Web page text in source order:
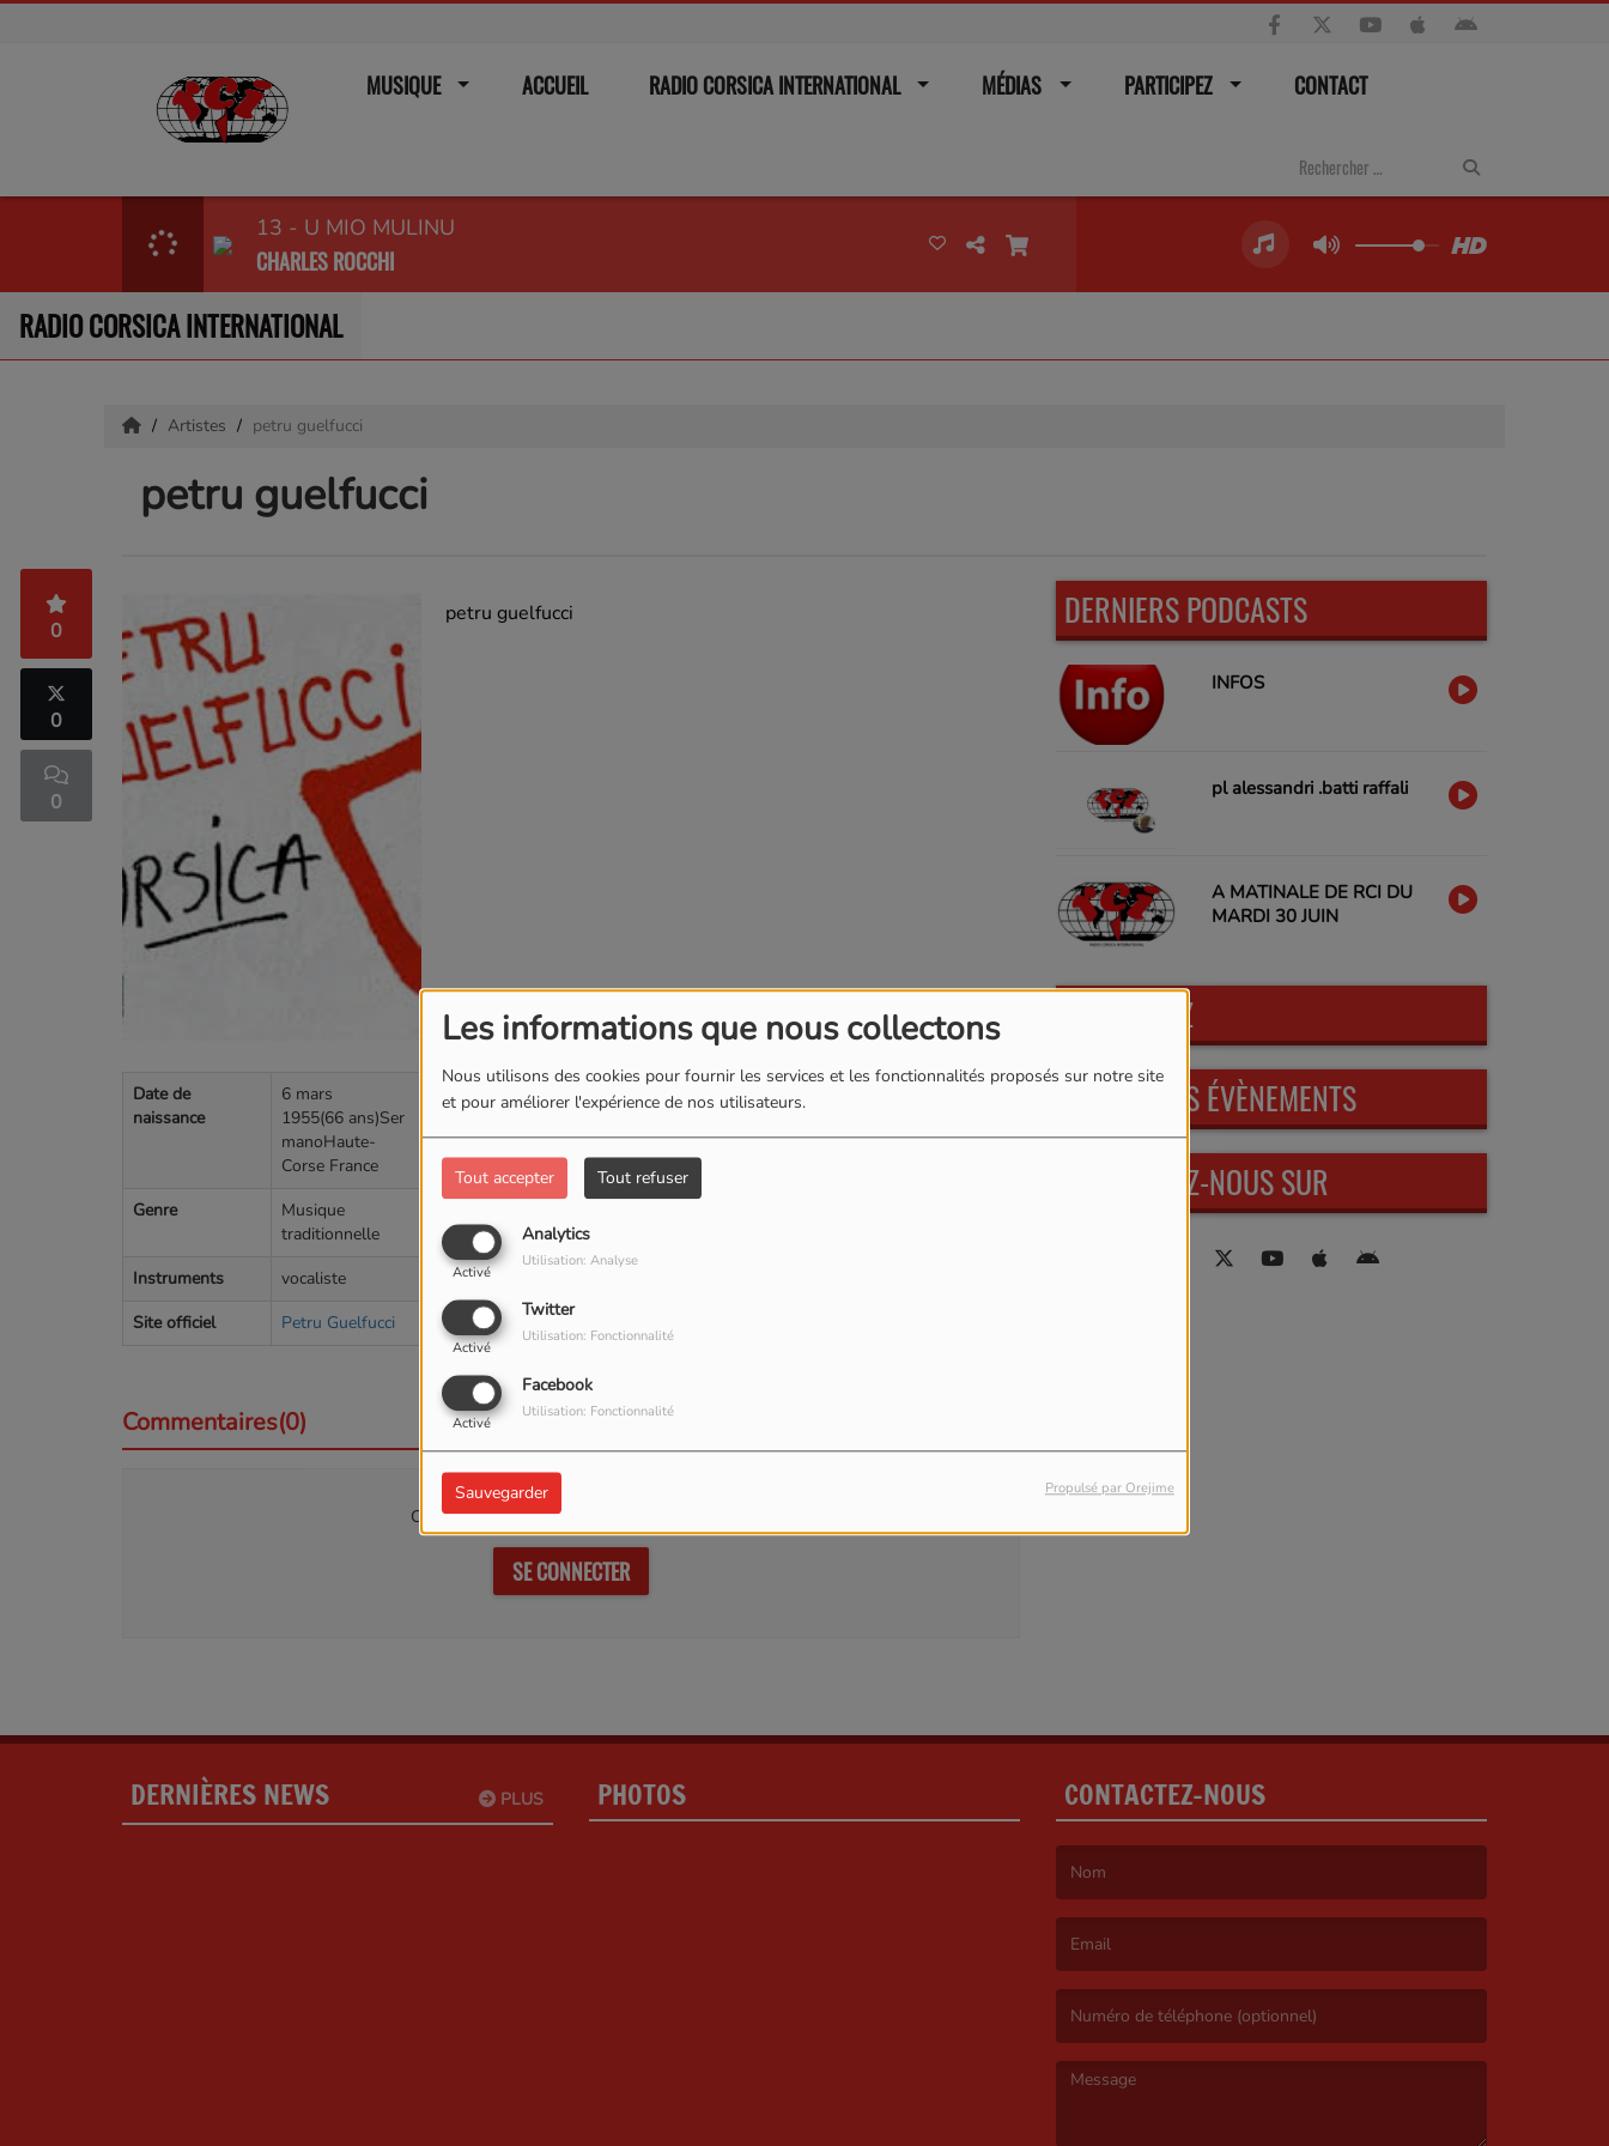
Les informations que nous collectons
Nous utilisons des cookies pour fournir les services et les fonctionnalités proposés sur notre site
et pour améliorer l'expérience de nos utilisateurs.
Tout accepter Tout refuser
Analytics
Activé
Utilisation: Analyse
Twitter
Activé
Utilisation: Fonctionnalité
Facebook
Activé
Utilisation: Fonctionnalité
Sauvegarder Propulsé par Orejime
MUSIQUE ACCUEIL RADIO CORSICA INTERNATIONAL MÉDIAS PARTICIPEZ CONTACT
13 - U MIO MULINU
CHARLES ROCCHI
RADIO CORSICA INTERNATIONAL
Artistes petru guelfucci
petru guelfucci
0
0
0
Date de
naissance
6 mars
1955(66 ans)Ser
manoHaute-
Corse France
Genre
Musique
traditionnelle
Instruments
vocaliste
Site officiel
Petru Guelfucci
petru guelfucci
Commentaires(0)
Connectez-vous pour commenter cet article
SE CONNECTER
DERNIERS PODCASTS
INFOS
pl alessandri .batti raffali
A MATINALE DE RCI DU
MARDI 30 JUIN
PARTICIPEZ
PROCHAINS ÉVÈNEMENTS
RETROUVEZ-NOUS SUR
PLUS
DERNIÈRES NEWS PHOTOS CONTACTEZ-NOUS